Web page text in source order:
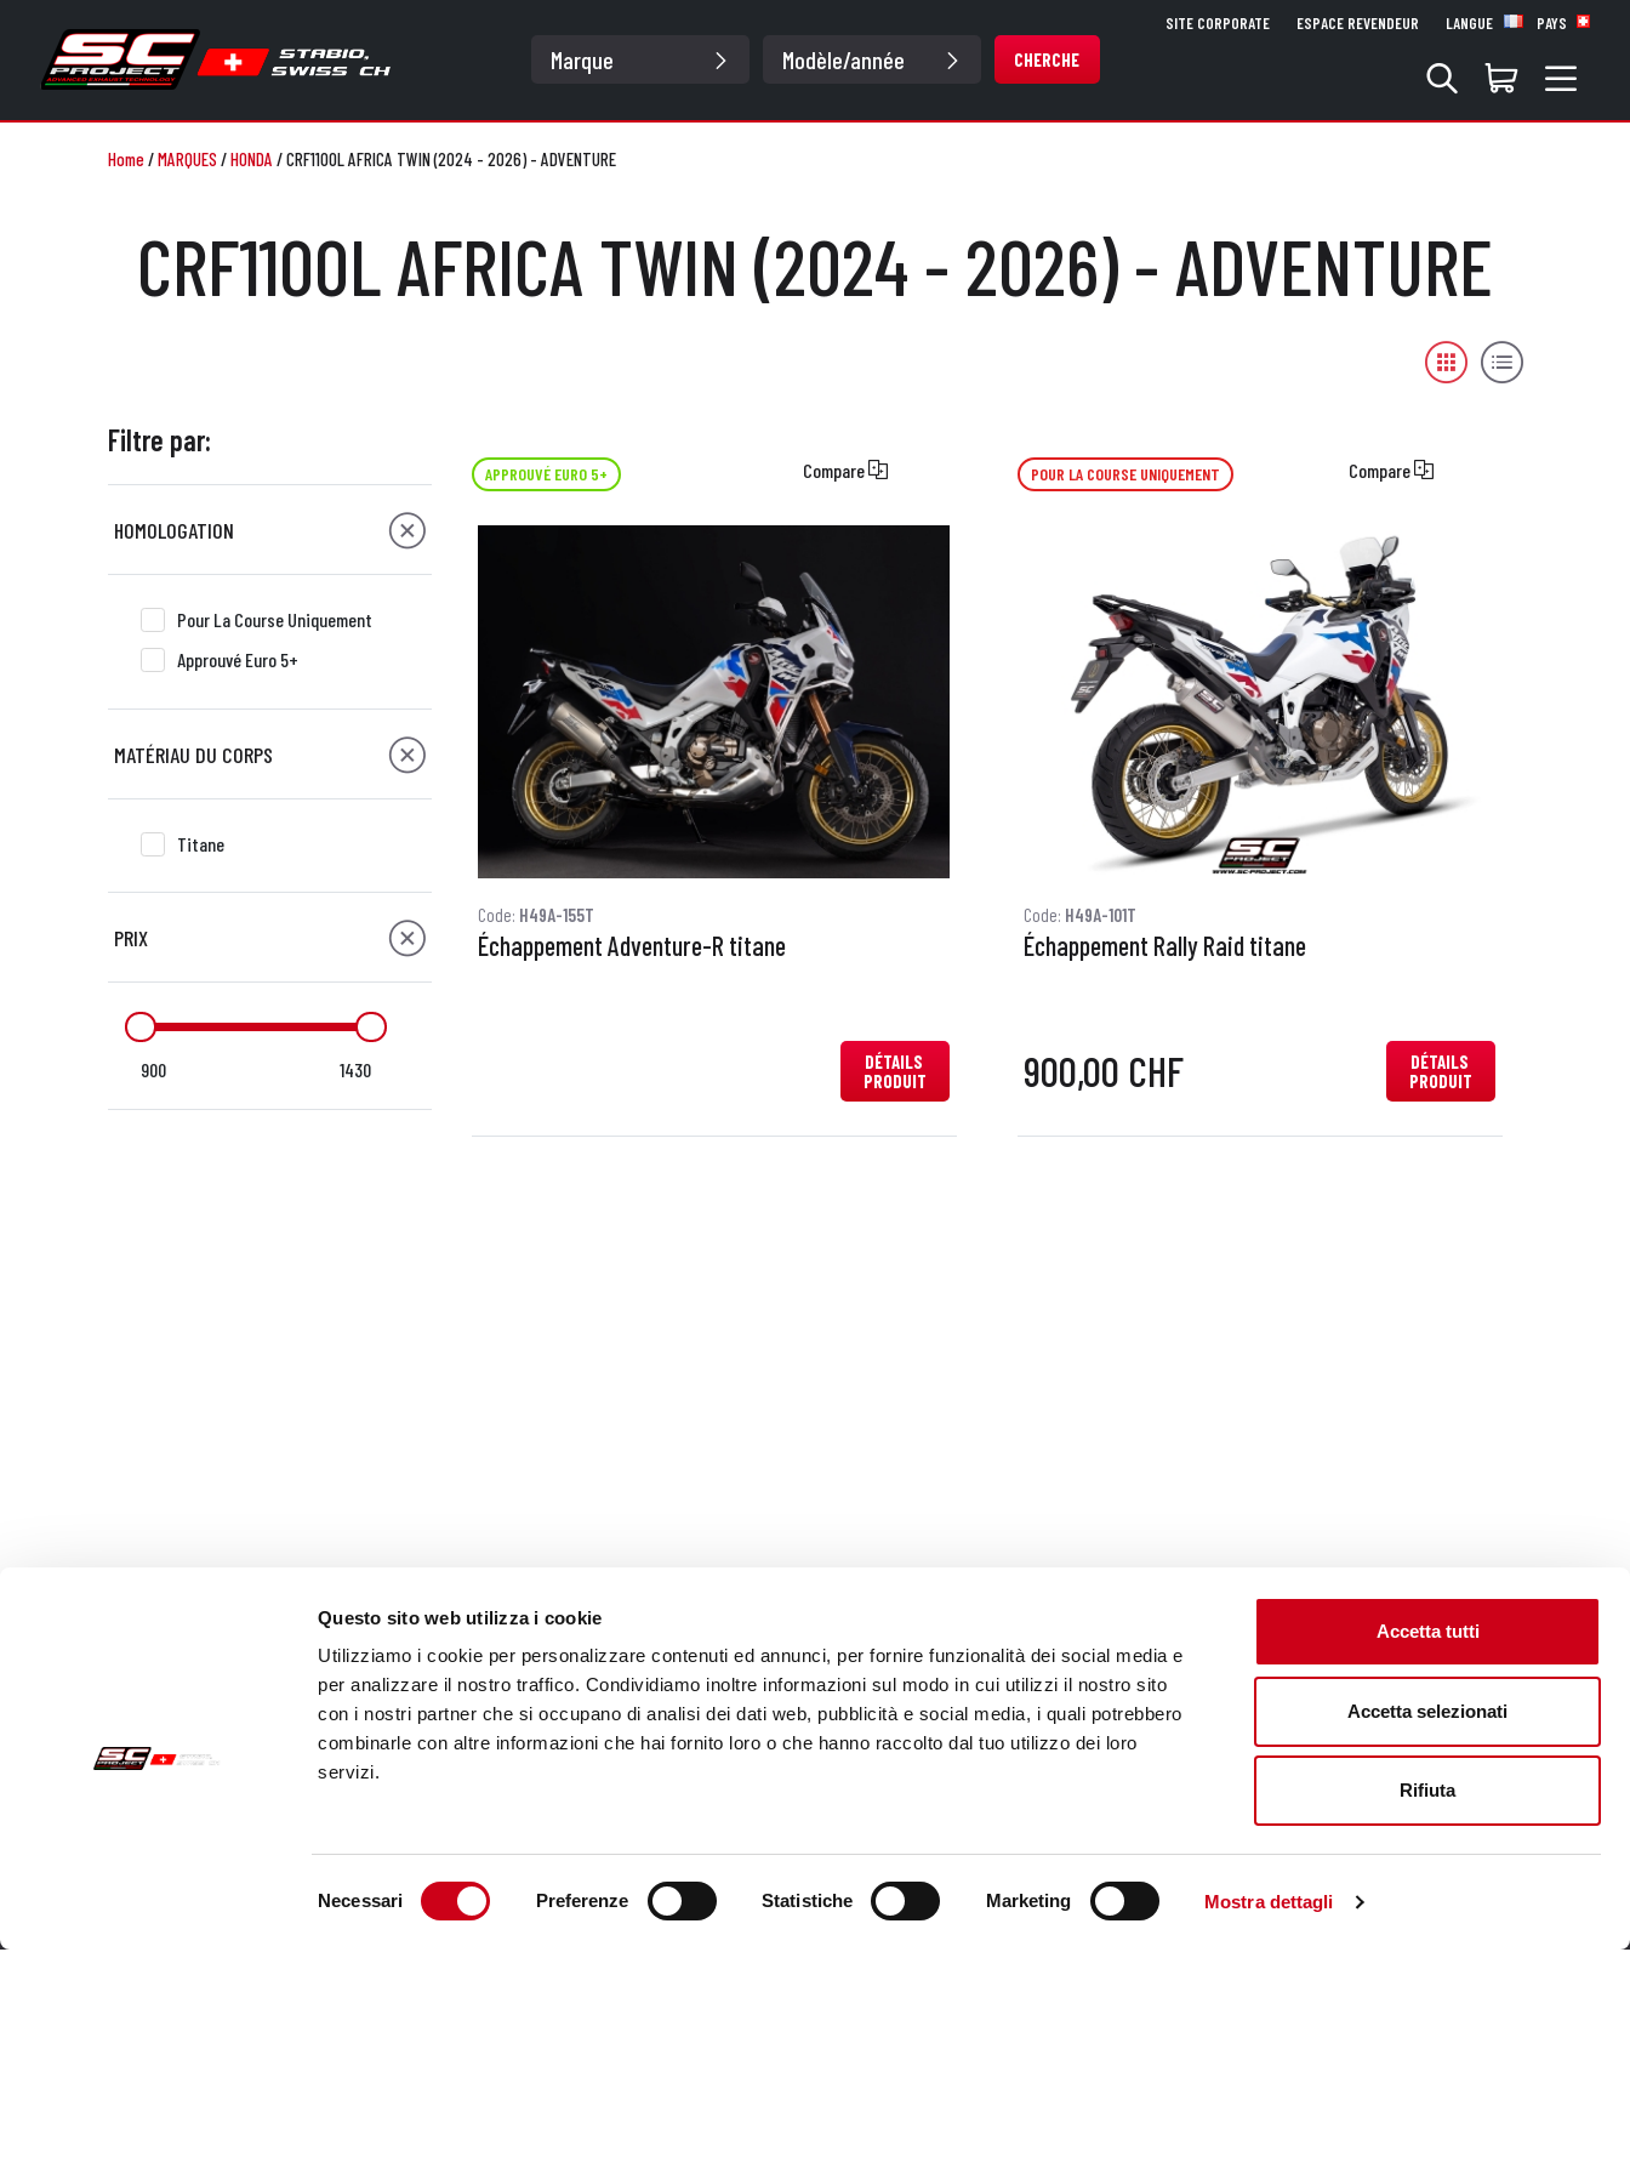
Questo sito web utilizza i cookie
Utilizziamo i cookie per personalizzare contenuti ed annunci, per fornire funzionalità dei social media e
per analizzare il nostro traffico. Condividiamo inoltre informazioni sul modo in cui utilizzi il nostro sito
con i nostri partner che si occupano di analisi dei dati web, pubblicità e social media, i quali potrebbero
combinarle con altre informazioni che hai fornito loro o che hanno raccolto dal tuo utilizzo dei loro
servizi.
Necessari Preferenze Statistiche Marketing Mostra dettagli
Accetta tutti
Accetta selezionati
Rifiuta
CHERCHE
SITE CORPORATE ESPACE REVENDEUR LANGUE PAYS
Home/MARQUES /HONDA /CRF1100L AFRICA TWIN (2024 - 2026) - ADVENTURE
CRF1100L AFRICA TWIN (2024 - 2026) - ADVENTURE
Filtre par:
HOMOLOGATION
Pour La Course Uniquement
Approuvé Euro 5+
MATÉRIAU DU CORPS
Titane
PRIX
900 1430
APPROUVÉ EURO 5+ Compare
Code: H49A-155T
Échappement Adventure-R titane
DÉTAILS
PRODUIT
POUR LA COURSE UNIQUEMENT Compare
Code: H49A-101T
Échappement Rally Raid titane
900,00 CHF
DÉTAILS
PRODUIT
Service à la Clientèle Follow us